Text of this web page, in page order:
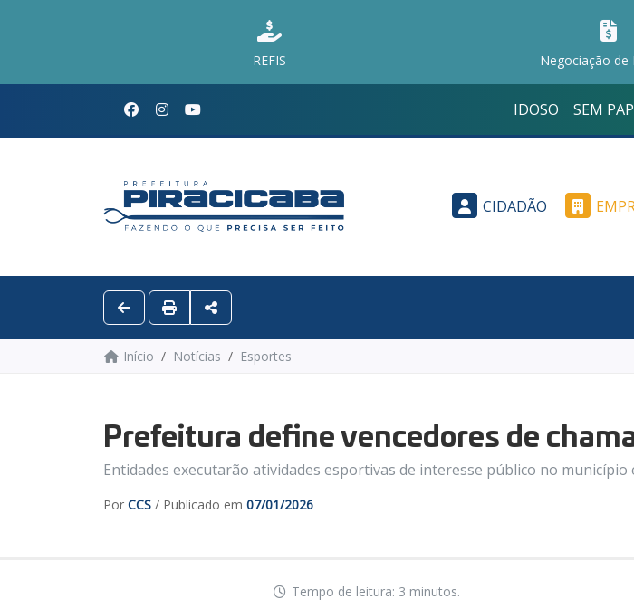
REFIS Negociação de
IDOSO SEM
CIDADÃO
Início Notícias Esportes
Prefeitura define vencedores de
Entidades executarão atividades esportivas de interesse público no município
Por CCS / Publicado em 07/01/2026
Tempo de leitura: 3 minutos.